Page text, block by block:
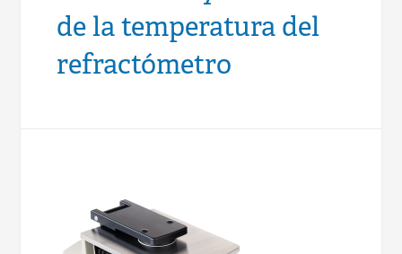
de la temperatura del
refractómetro